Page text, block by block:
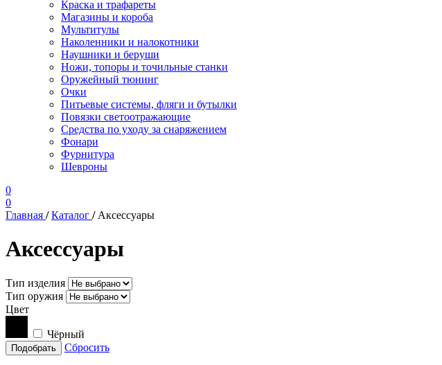
Краска и трафареты
Магазины и короба
Мультитулы
Наколенники и налокотники
Наушники и беруши
Ножи, топоры и точильные станки
Оружейный тюнинг
Очки
Питьевые системы, фляги и бутылки
Повязки светоотражающие
Средства по уходу за снаряжением
Фонари
Фурнитура
Шевроны
0
0
Главная / Каталог / Аксессуары
Аксессуары
Тип изделия
Тип оружия
Цвет
Чёрный
Подобрать Сбросить